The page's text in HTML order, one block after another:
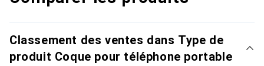
Classement des ventes dans Type de
produit Coque pour téléphone portable